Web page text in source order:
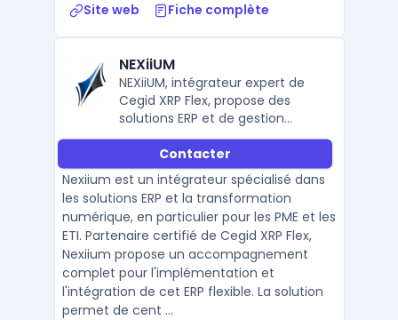
Site web Fiche complète
NEXiiUM
NEXiiUM, intégrateur expert de
Cegid XRP Flex, propose des
solutions ERP et de gestion
documentaire pour PME et ETI.
Contacter
Nexiium est un intégrateur spécialisé dans
les solutions ERP et la transformation
numérique, en particulier pour les PME et les
ETI. Partenaire certifié de Cegid XRP Flex,
Nexiium propose un accompagnement
complet pour l'implémentation et
l'intégration de cet ERP flexible. La solution
permet de cent ...